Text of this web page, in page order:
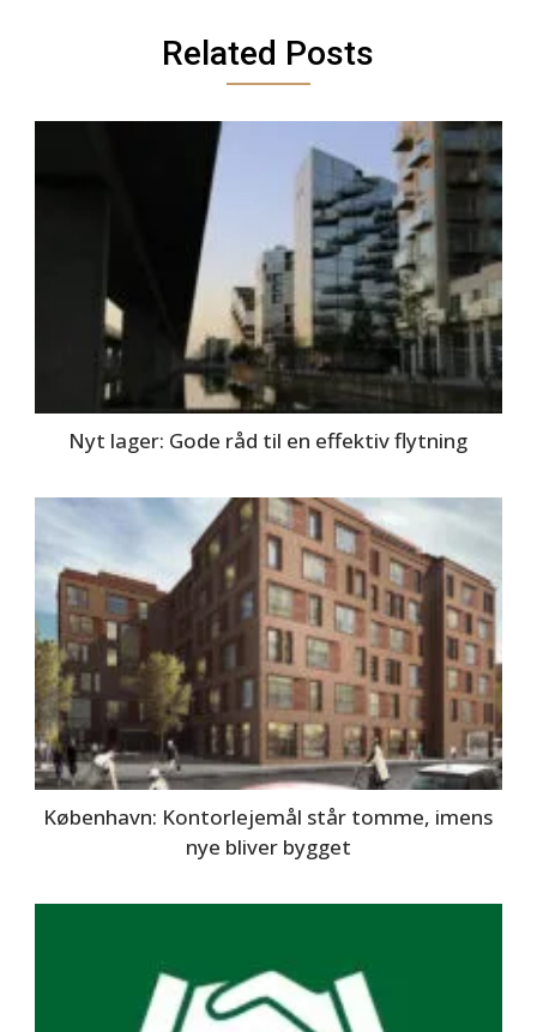
Related Posts
Nyt lager: Gode råd til en effektiv flytning
København: Kontorlejemål står tomme, imens
nye bliver bygget